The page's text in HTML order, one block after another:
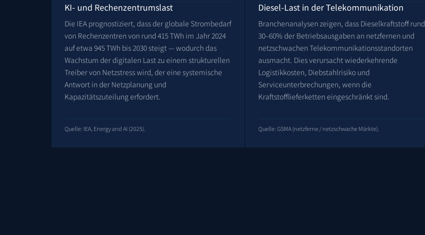
KI- und Rechenzentrumslast
Die IEA prognostiziert, dass der globale Strombedarf
von Rechenzentren von rund 415 TWh im Jahr 2024
auf etwa 945 TWh bis 2030 steigt — wodurch das
Wachstum der digitalen Last zu einem strukturellen
Treiber von Netzstress wird, der eine systemische
Antwort in der Netzplanung und
Kapazitätszuteilung erfordert.
Quelle: IEA, Energy and AI (2025).
Diesel-Last in der Telekommunikation
Branchenanalysen zeigen, dass Dieselkraftstoff rund
30–60% der Betriebsausgaben an netzfernen und
netzschwachen Telekommunikationsstandorten
ausmacht. Dies verursacht wiederkehrende
Logistikkosten, Diebstahlrisiko und
Serviceunterbrechungen, wenn die
Kraftstofflieferketten eingeschränkt sind.
Quelle: GSMA (netzferne / netzschwache Märkte).